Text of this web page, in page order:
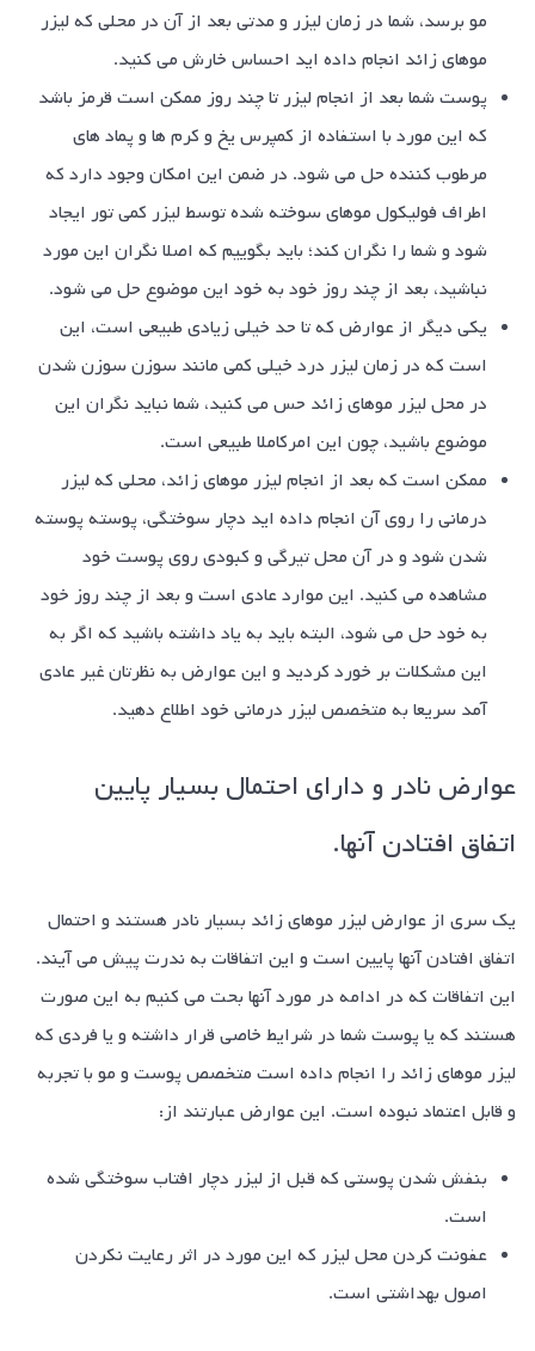
مو برسد، شما در زمان لیزر و مدتی بعد از آن در محلی که لیزر
موهای زائد انجام داده اید احساس خارش می کنید.
پوست شما بعد از انجام لیزر تا چند روز ممکن است قرمز باشد
که این مورد با استفاده از کمپرس یخ و کرم ها و پماد های
مرطوب کننده حل می شود. در ضمن این امکان وجود دارد که
اطراف فولیکول موهای سوخته شده توسط لیزر کمی تور ایجاد
شود و شما را نگران کند؛ باید بگوییم که اصلا نگران این مورد
نباشید، بعد از چند روز خود به خود این موضوع حل می شود.
یکی دیگر از عوارض که تا حد خیلی زیادی طبیعی است، این
است که در زمان لیزر درد خیلی کمی مانند سوزن سوزن شدن
در محل لیزر موهای زائد حس می کنید، شما نباید نگران این
موضوع باشید، چون این امرکاملا طبیعی است.
ممکن است که بعد از انجام لیزر موهای زائد، محلی که لیزر
درمانی را روی آن انجام داده اید دچار سوختگی، پوسته پوسته
شدن شود و در آن محل تیرگی و کبودی روی پوست خود
مشاهده می کنید. این موارد عادی است و بعد از چند روز خود
به خود حل می شود، البته باید به یاد داشته باشید که اگر به
این مشکلات بر خورد کردید و این عوارض به نظرتان غیر عادی
آمد سریعا به متخصص لیزر درمانی خود اطلاع دهید.
عوارض نادر و دارای احتمال بسیار پایین
اتفاق افتادن آنها.
یک سری از عوارض لیزر موهای زائد بسیار نادر هستند و احتمال
اتفاق افتادن آنها پایین است و این اتفاقات به ندرت پیش می آیند.
این اتفاقات که در ادامه در مورد آنها بحت می کنیم به این صورت
هستند که یا پوست شما در شرایط خاصی قرار داشته و یا فردی که
لیزر موهای زائد را انجام داده است متخصص پوست و مو با تجربه
و قابل اعتماد نبوده است. این عوارض عبارتند از:
بنفش شدن پوستی که قبل از لیزر دچار افتاب سوختگی شده
است.
عفونت کردن محل لیزر که این مورد در اثر رعایت نکردن
اصول بهداشتی است.